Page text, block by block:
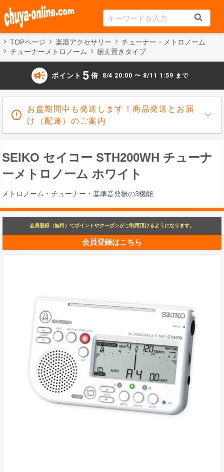
TOPページ 楽器アクセサリー
チューナー・メトロノーム
チューナーメトロノーム
据え置きタイプ
campaign ポイント 5 倍 8/4 20:00 〜 8/11 1:59 まで
お盆期間中も発送します！商品発送とお届
け（配達）のご案内
SEIKO セイコー STH200WH チューナ
ーメトロノーム ホワイト
メトロノーム・チューナー・基準音発振の3機能
会員登録（無料）でポイントやクーポンがご利用頂けるようになります。
会員登録はこちら